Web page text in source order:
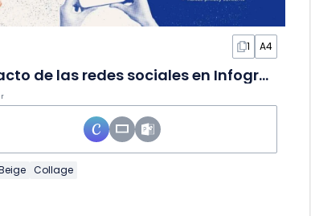
1 A4
Impacto de las redes sociales en Infografía
Collage